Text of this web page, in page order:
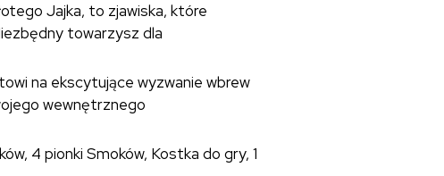
Jajka, to zjawiska, które
towarzysz dla
na ekscytujące wyzwanie wbrew
wewnętrznego
4 pionki Smoków, Kostka do gry, 1